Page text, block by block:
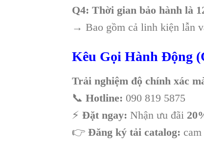
Q4: Thời gian bảo hành là
→ Bao gồm cả linh kiện lẫn
Kêu Gọi Hành Động
Trải nghiệm độ chính xác
📞 Hotline: 090 819 5875
⚡ Đặt ngay: Nhận ưu đãi
👉 Đăng ký tải catalog: